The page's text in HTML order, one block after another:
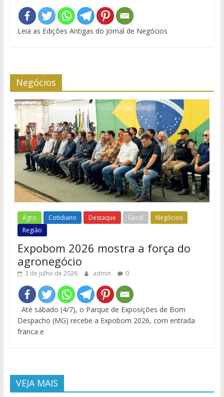
Leia as Edições Antigas do Jornal de Negócios
Negócios
Agro Cotidiano Destaque Geral
Negócios
Região
Expobom 2026 mostra a força do
agronegócio
3 de julho de 2026 admin 0
Até sábado (4/7), o Parque de Exposições de Bom
Despacho (MG) recebe a Expobom 2026, com entrada
franca e
VEJA MAIS